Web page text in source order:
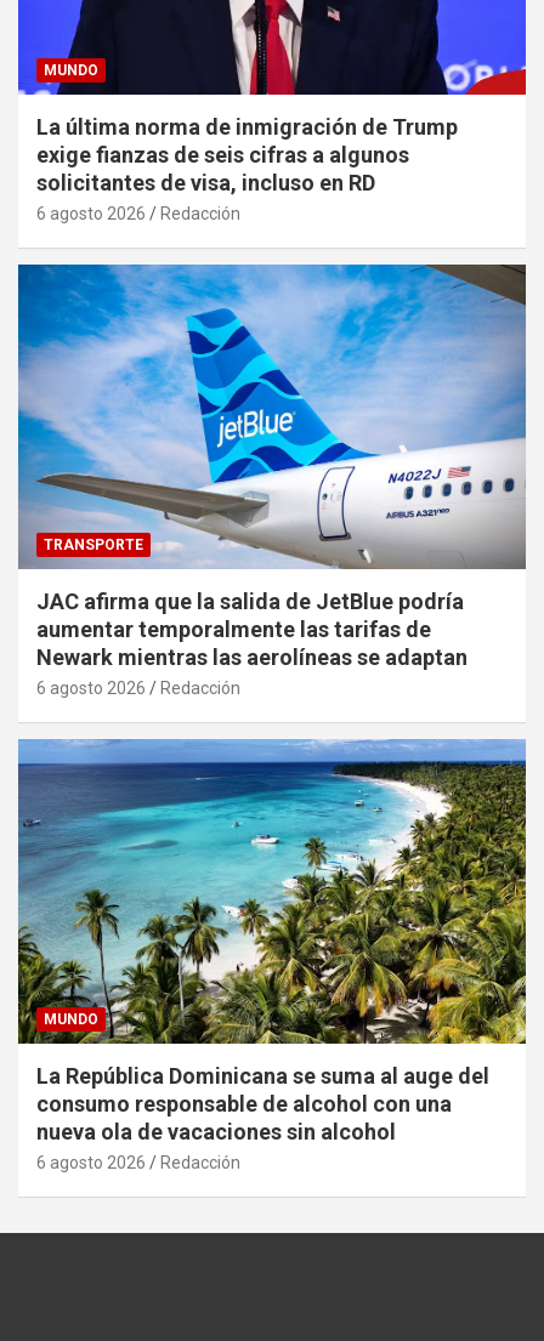
MUNDO
La última norma de inmigración de Trump
exige fianzas de seis cifras a algunos
solicitantes de visa, incluso en RD
6 agosto 2026 Redacción
TRANSPORTE
JAC afirma que la salida de JetBlue podría
aumentar temporalmente las tarifas de
Newark mientras las aerolíneas se adaptan
6 agosto 2026 Redacción
MUNDO
La República Dominicana se suma al auge del
consumo responsable de alcohol con una
nueva ola de vacaciones sin alcohol
6 agosto 2026 Redacción